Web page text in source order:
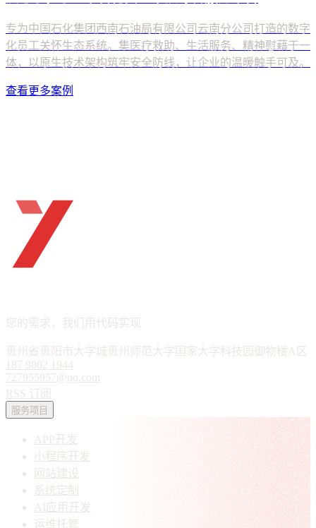
查看更多案例
您的需求，我们用代码实现
贵州省贵阳市大学城贵州师范大学国家大学科技园御物楼A区
187 9802 1944
727955957@qq.com
RSS 订阅
服务项目
APP开发
小程序开发
网站建设
系统定制
AI应用开发
运维托管